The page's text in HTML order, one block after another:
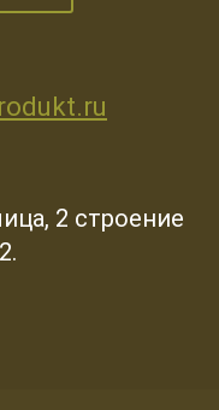
2 строение